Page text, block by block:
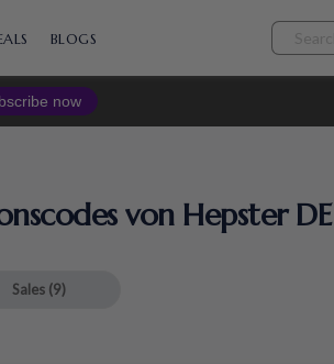
BLOGS
now
von Hepster DE
Sales (9)